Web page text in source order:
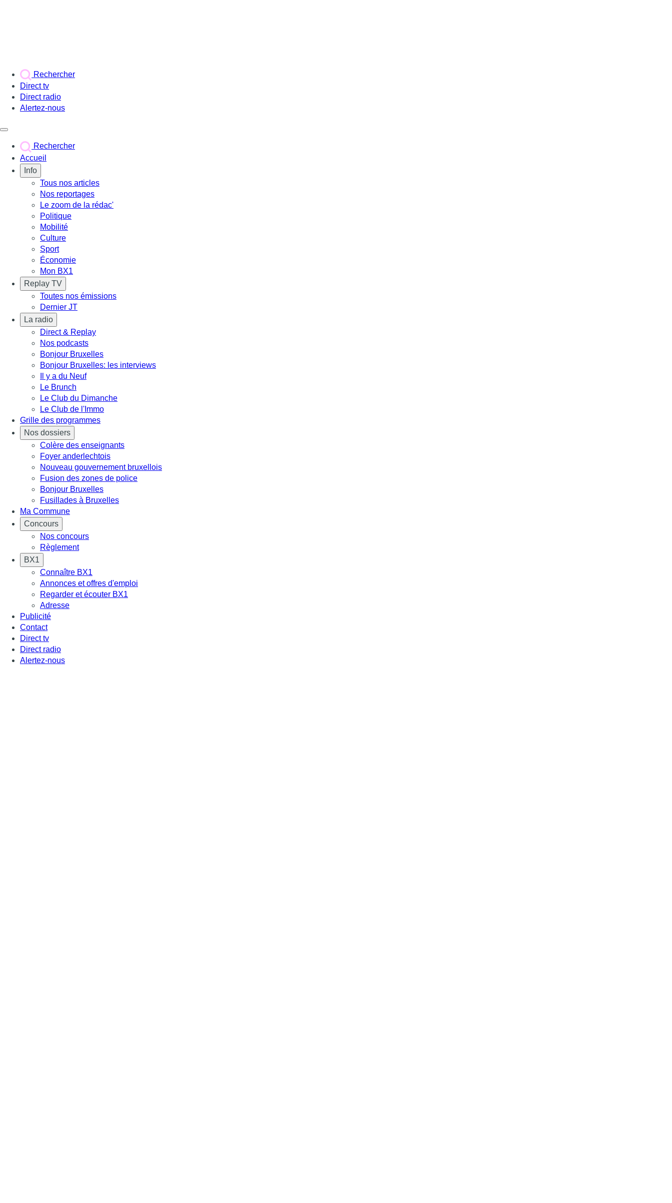
Rechercher
Direct tv
Direct radio
Alertez-nous
Rechercher
Accueil
Info
Tous nos articles
Nos reportages
Le zoom de la rédac'
Politique
Mobilité
Culture
Sport
Économie
Mon BX1
Replay TV
Toutes nos émissions
Dernier JT
La radio
Direct & Replay
Nos podcasts
Bonjour Bruxelles
Bonjour Bruxelles: les interviews
Il y a du Neuf
Le Brunch
Le Club du Dimanche
Le Club de l'Immo
Grille des programmes
Nos dossiers
Colère des enseignants
Foyer anderlechtois
Nouveau gouvernement bruxellois
Fusion des zones de police
Bonjour Bruxelles
Fusillades à Bruxelles
Ma Commune
Concours
Nos concours
Règlement
BX1
Connaître BX1
Annonces et offres d'emploi
Regarder et écouter BX1
Adresse
Publicité
Contact
Direct tv
Direct radio
Alertez-nous